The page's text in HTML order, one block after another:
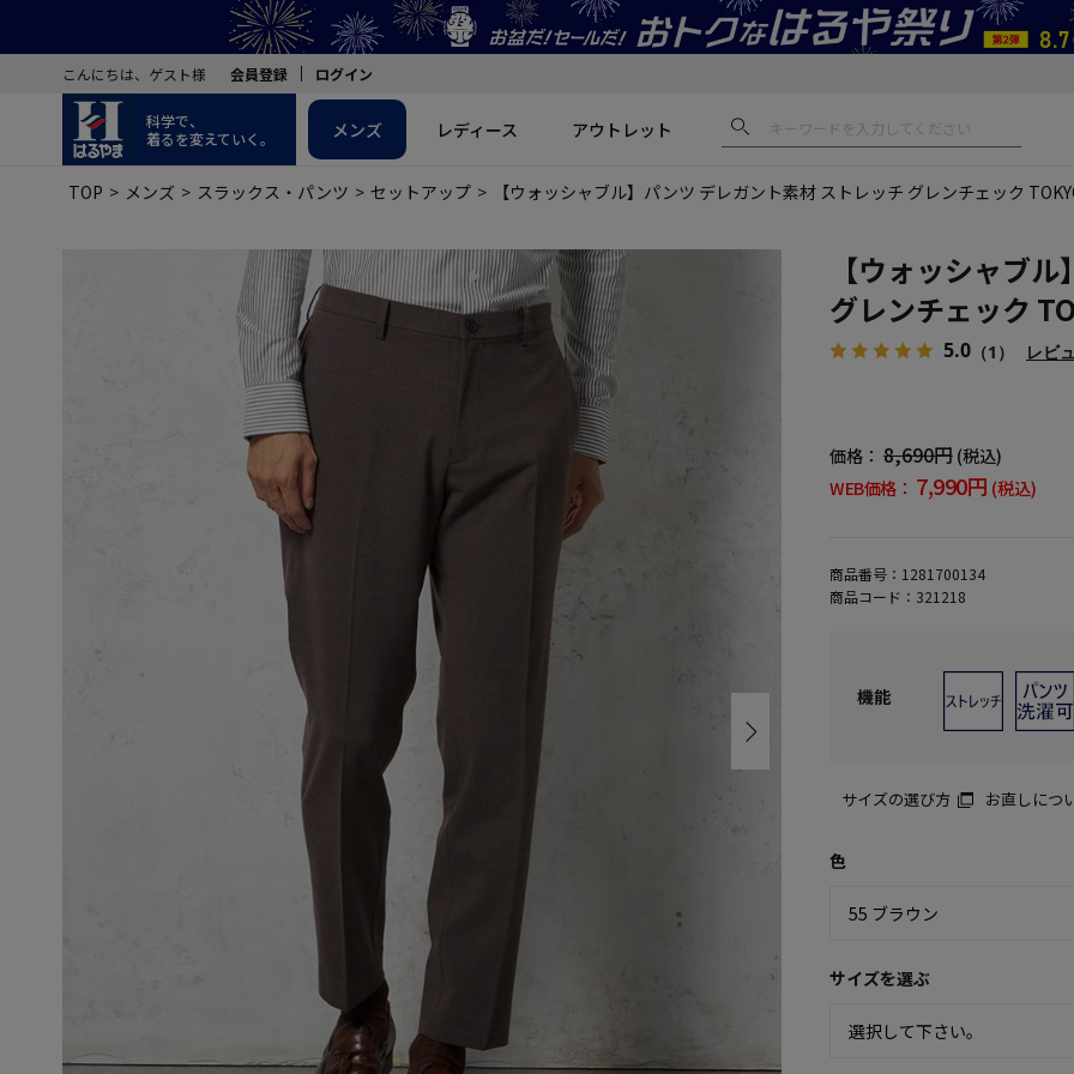
こんにちは、ゲスト様 会員登録 ログイン
科学で、
着るを変えていく。
メンズ レディース アウトレット
TOP メンズ スラックス・パンツ セットアップ 【ウォッシャブル】パンツ デレガント素材 ストレッチ グレンチェック
【ウォッシャブ
グレンチェック
5.0 （1） レビ
価格： 8,690円 (税込)
WEB価格： 7,990円 (税込)
商品番号： 1281700134
商品コード： 321218
機能
サイズの選び方 お直しにつ
色
サイズを選ぶ